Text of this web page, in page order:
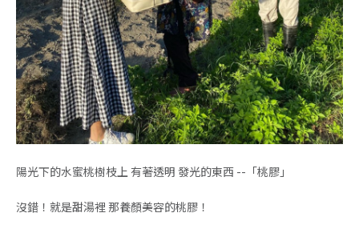
陽光下的水蜜桃樹枝上 有著透明 發光的東西 --「桃膠」
沒錯！就是甜湯裡 那養顏美容的桃膠！